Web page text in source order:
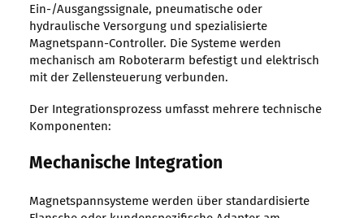
Ein-/Ausgangssignale, pneumatische oder
hydraulische Versorgung und spezialisierte
Magnetspann-Controller. Die Systeme werden
mechanisch am Roboterarm befestigt und elektrisch
mit der Zellensteuerung verbunden.
Der Integrationsprozess umfasst mehrere technische
Komponenten:
Mechanische Integration
Magnetspannsysteme werden über standardisierte